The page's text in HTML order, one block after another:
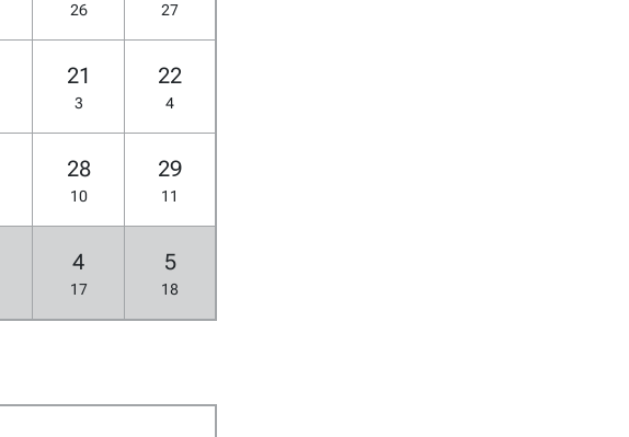
26 27
21
3
22
4
28
10
29
11
4
17
5
18